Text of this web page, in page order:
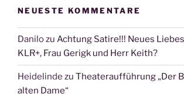
NEUESTE KOMMENTARE
Danilozu Achtung Satire!!! Neues
KLR+, Frau Gerigk und Herr Keith?
Heidelinde zu Theateraufführung „Der
alten Dame“